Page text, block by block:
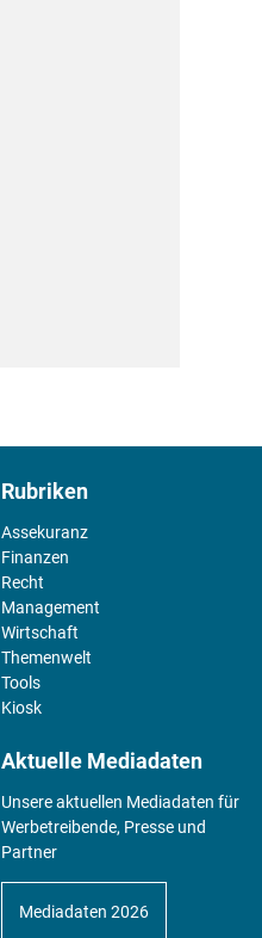
Rubriken
Assekuranz
Finanzen
Recht
Management
Wirtschaft
Themenwelt
Tools
Kiosk
Aktuelle Mediadaten
Unsere aktuellen Mediadaten für
Werbetreibende, Presse und
Partner
Mediadaten 2026